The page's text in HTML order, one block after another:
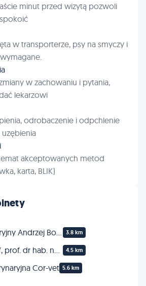
3.8 km
4.5 km
Cor-vet 5.6 km
minut przed wizytą pozwoli
w transporterze, psy na smyczy i
w zachowaniu i pytania,
lekarzowi
odrobaczenie i odpchlenie
akceptowanych metod
karta, BLIK)